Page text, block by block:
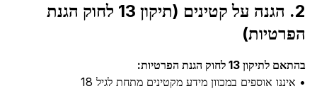
2. הגנה על קטינים (תיקון 13 לחוק הגנת
הפרטיות)
בהתאם לתיקון 13 לחוק הגנת הפרטיות:
• איננו אוספים במכוון מידע מקטינים מתחת לגיל 18